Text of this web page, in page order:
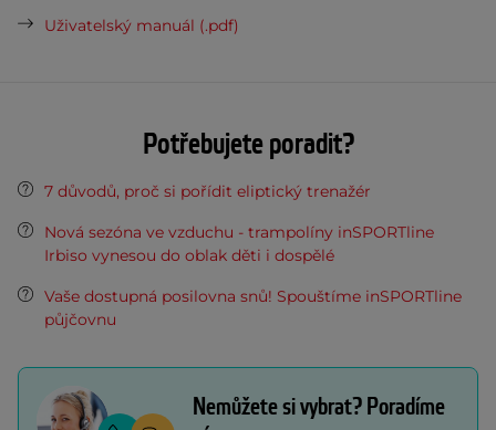
Uživatelský manuál (.pdf)
Potřebujete poradit?
7 důvodů, proč si pořídit eliptický trenažér
Nová sezóna ve vzduchu - trampolíny inSPORTline
Irbiso vynesou do oblak děti i dospělé
Vaše dostupná posilovna snů! Spouštíme inSPORTline
půjčovnu
Nemůžete si vybrat? Poradíme